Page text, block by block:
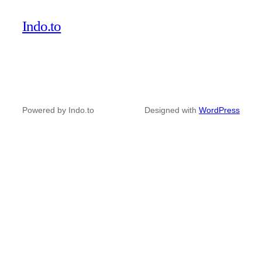
Indo.to
Powered by Indo.to Designed with WordPress